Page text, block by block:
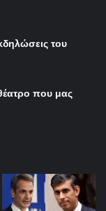
του
που μας